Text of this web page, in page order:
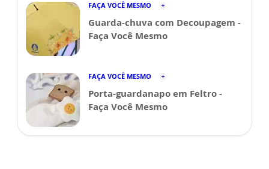
FAÇA VOCÊ MESMO
Guarda-chuva com Decoupagem -
Faça Você Mesmo
FAÇA VOCÊ MESMO
Porta-guardanapo em Feltro -
Faça Você Mesmo